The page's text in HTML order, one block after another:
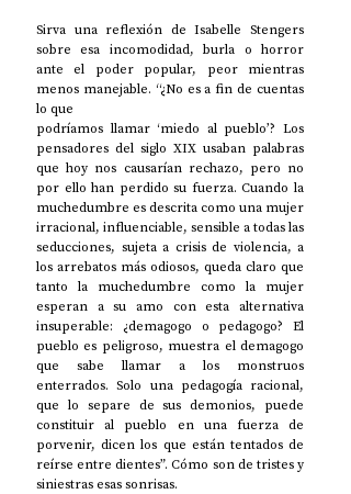
Sirva una reflexión de Isabelle Stengers
sobre esa incomodidad, burla o horror
ante el poder popular, peor mientras
menos manejable. “¿No es a fin de cuentas
lo que
podríamos llamar ‘miedo al pueblo’? Los
pensadores del siglo XIX usaban palabras
que hoy nos causarían rechazo, pero no
por ello han perdido su fuerza. Cuando la
muchedumbre es descrita como una mujer
irracional, influenciable, sensible a todas las
seducciones, sujeta a crisis de violencia, a
los arrebatos más odiosos, queda claro que
tanto la muchedumbre como la mujer
esperan a su amo con esta alternativa
insuperable: ¿demagogo o pedagogo? El
pueblo es peligroso, muestra el demagogo
que sabe llamar a los monstruos
enterrados. Solo una pedagogía racional,
que lo separe de sus demonios, puede
constituir al pueblo en una fuerza de
porvenir, dicen los que están tentados de
reírse entre dientes”. Cómo son de tristes y
siniestras esas sonrisas.